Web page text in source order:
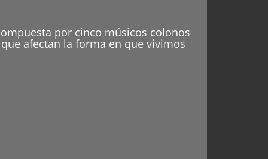
por cinco músicos colonos
afectan la forma en que vivimos